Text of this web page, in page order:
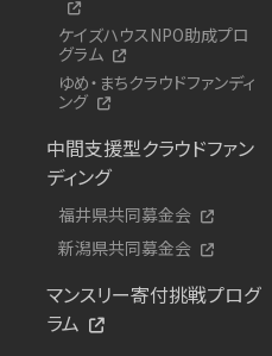
ケイズハウスNPO助成プロ
グラム
ゆめ・まちクラウドファンディ
ング
中間支援型クラウドファン
ディング
福井県共同募金会
新潟県共同募金会
マンスリー寄付挑戦プログ
ラム